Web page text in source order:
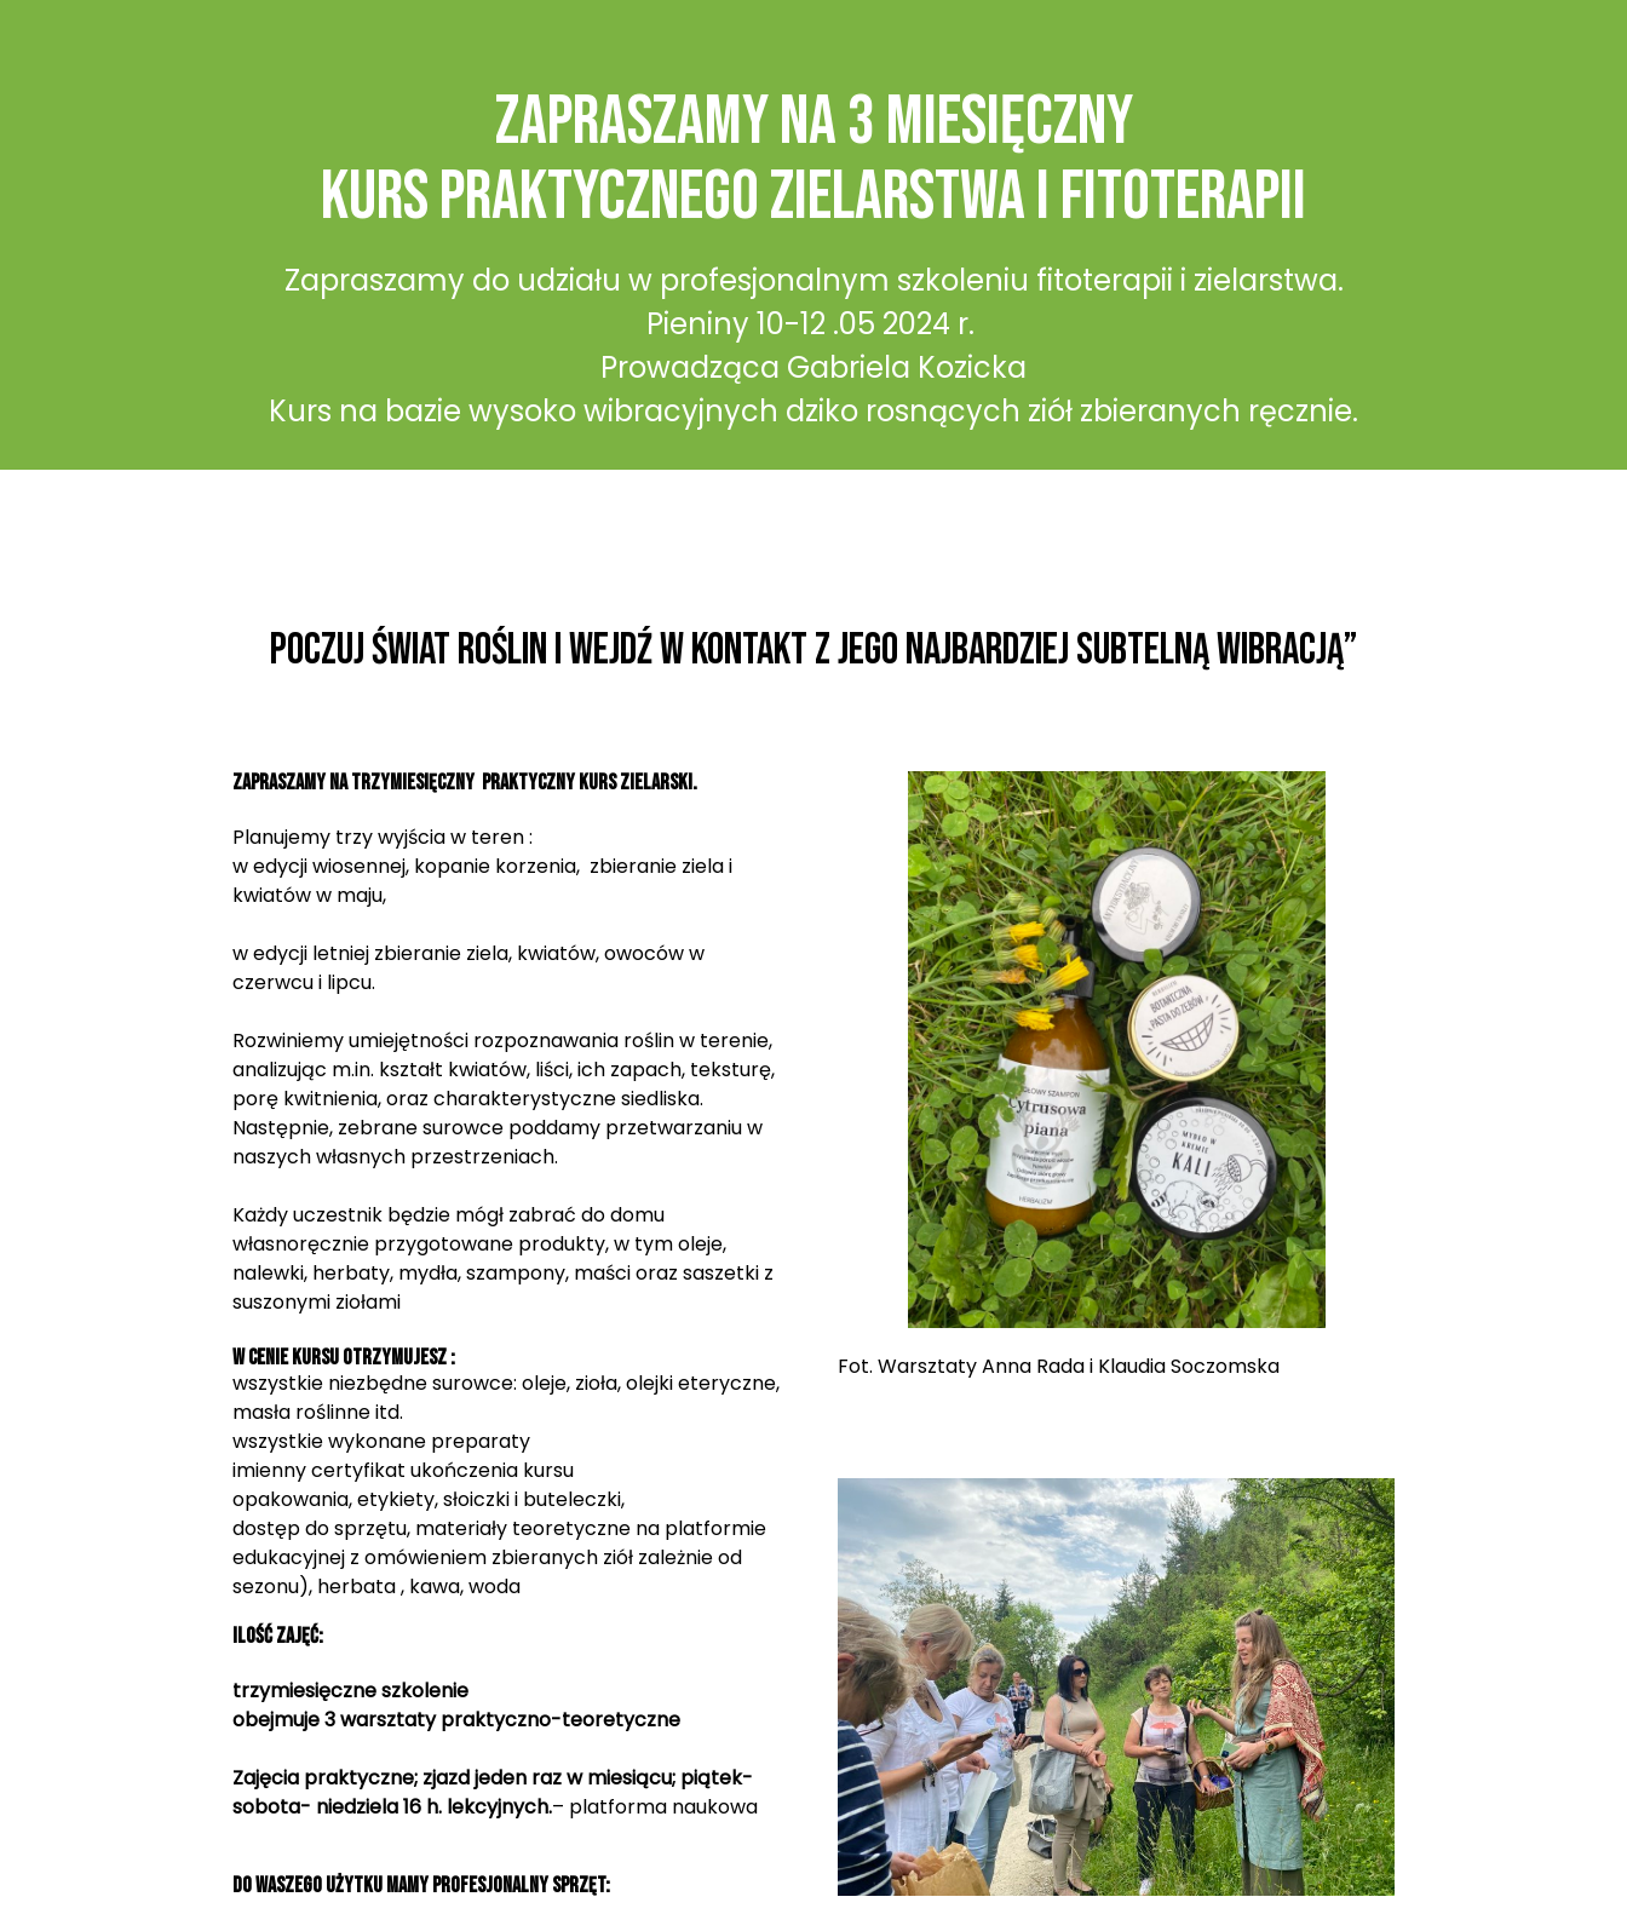
zapraszamy na 3 miesięczny
kurs praktycznego zielarstwa i fitoterapii
Zapraszamy do udziału w profesjonalnym szkoleniu fitoterapii i zielarstwa.
Pieniny 10-12 .05 2024 r.
Prowadząca Gabriela Kozicka
Kurs na bazie wysoko wibracyjnych dziko rosnących ziół zbieranych ręcznie.
Poczuj świat roślin i wejdź w kontakt z jego najbardziej subtelną wibracją”
Zapraszamy na trzymiesięczny Praktyczny kurs zielarski.
Planujemy trzy wyjścia w teren :
w edycji wiosennej, kopanie korzenia, zbieranie ziela i
kwiatów w maju,
w edycji letniej zbieranie ziela, kwiatów, owoców w
czerwcu i lipcu.
Rozwiniemy umiejętności rozpoznawania roślin w terenie,
analizując m.in. kształt kwiatów, liści, ich zapach, teksturę,
porę kwitnienia, oraz charakterystyczne siedliska.
Następnie, zebrane surowce poddamy przetwarzaniu w
naszych własnych przestrzeniach.
Każdy uczestnik będzie mógł zabrać do domu
własnoręcznie przygotowane produkty, w tym oleje,
nalewki, herbaty, mydła, szampony, maści oraz saszetki z
suszonymi ziołami
W cenie kursu otrzymujesz :
wszystkie niezbędne surowce: oleje, zioła, olejki eteryczne,
masła roślinne itd.
wszystkie wykonane preparaty
imienny certyfikat ukończenia kursu
opakowania, etykiety, słoiczki i buteleczki,
dostęp do sprzętu, materiały teoretyczne na platformie
edukacyjnej z omówieniem zbieranych ziół zależnie od
sezonu), herbata , kawa, woda
Ilość zajęć:
trzymiesięczne szkolenie
obejmuje 3 warsztaty praktyczno-teoretyczne
Zajęcia praktyczne; zjazd jeden raz w miesiącu; piątek-
sobota- niedziela 16 h. lekcyjnych.– platforma naukowa
Do Waszego użytku mamy profesjonalny sprzęt:
Fot. Warsztaty Anna Rada i Klaudia Soczomska